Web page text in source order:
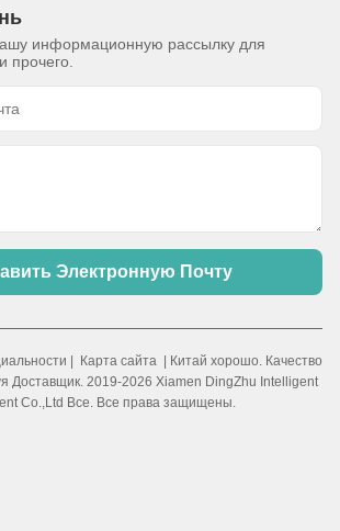
информационную рассылку для
прочего.
Электронную Почту
| Карта сайта
DingZhu Intelligent
Co.,Ltd Все. Все права защищены.